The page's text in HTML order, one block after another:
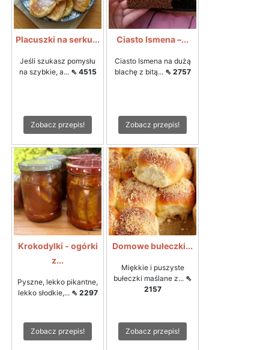
Placuszki na serku...
Jeśli szukasz pomysłu
na szybkie, a... ⇖ 4515
Zobacz przepis!
Ciasto Ismena –...
Ciasto Ismena na dużą
blachę z bitą... ⇖ 2757
Zobacz przepis!
Krokodylki - ogórki
z...
Pyszne, lekko pikantne,
lekko słodkie,... ⇖ 2297
Zobacz przepis!
Domowe bułeczki...
Miękkie i puszyste
bułeczki maślane z... ⇖
2157
Zobacz przepis!